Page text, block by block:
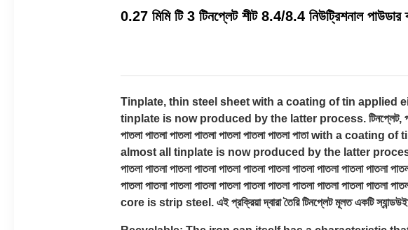
0.27 মিমি টি 3 টিনপ্লেট শীট 8.4/8.4 নিউট্রিশনাল
Tinplate, thin steel sheet with a coating of tin applied
tinplate is now produced by the latter process. টিনপ্লেট, পাতলা
পাতলা পাতলা পাতলা পাতলা পাতলা পাতলা পাতলা পাতা with
almost all tinplate is now produced by the latter process. টিনপ্লেট,
পাতলা পাতলা পাতলা পাতলা পাতলা পাতলা পাতলা পাতলা পাতলা পাতলা পাতলা
পাতলা পাতলা পাতলা পাতলা পাতলা পাতলা পাতলা পাতলা পাতলা
core is strip steel. এই প্রক্রিয়া দ্বারা তৈরি টিনপ্লেট মূলত একটি স্যান্ডউইচ